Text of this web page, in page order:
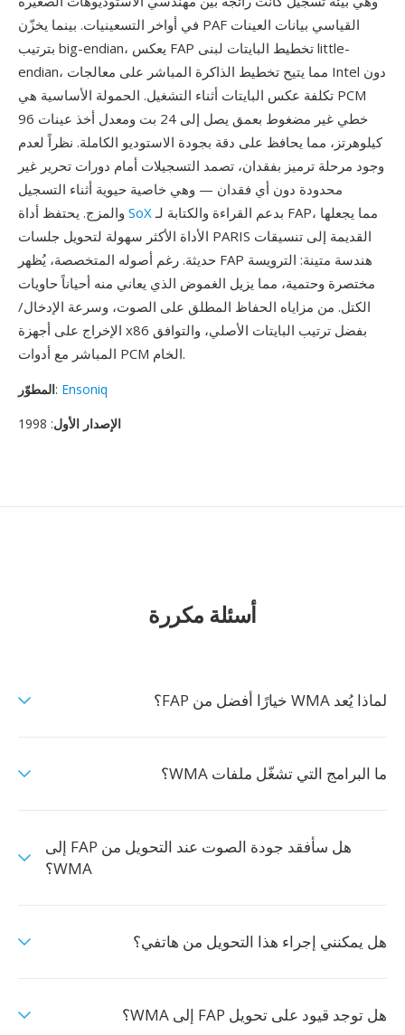
في أواخر التسعينيات. بينما يخزّن PAF القياسي بيانات العينات
بترتيب big-endian، يعكس FAP تخطيط البايتات لبنى little-
endian، مما يتيح تخطيط الذاكرة المباشر على معالجات Intel دون
تكلفة عكس البايتات أثناء التشغيل. الحمولة الأساسية هي PCM
خطي غير مضغوط بعمق يصل إلى 24 بت ومعدل أخذ عينات 96
كيلوهرتز، مما يحافظ على دقة بجودة الاستوديو الكاملة. نظراً لعدم
وجود مرحلة ترميز بفقدان، تصمد التسجيلات أمام دورات تحرير غير
محدودة دون أي فقدان — وهي خاصية حيوية أثناء التسجيل
SoXبدعم القراءة والكتابة لـ FAP، مما يجعلها
الأداة الأكثر سهولة لتحويل جلسات PARIS القديمة إلى تنسيقات
حديثة. رغم أصوله المتخصصة، يُظهر FAP هندسة متينة: الترويسة
مختصرة وحتمية، مما يزيل الغموض الذي يعاني منه أحياناً حاويات
الكتل. من مزاياه الحفاظ المطلق على الصوت، وسرعة الإدخال/
الإخراج على أجهزة x86 بفضل ترتيب البايتات الأصلي، والتوافق
المباشر مع أدوات PCM الخام.
المطوّر: Ensoniq
الإصدار الأول: 1998
أسئلة مكررة
لماذا يُعد WMA خيارًا أفضل من FAP؟
ما البرامج التي تشغّل ملفات WMA؟
هل سأفقد جودة الصوت عند التحويل من FAP إلى
WMA؟
هل يمكنني إجراء هذا التحويل من هاتفي؟
هل توجد قيود على تحويل FAP إلى WMA؟